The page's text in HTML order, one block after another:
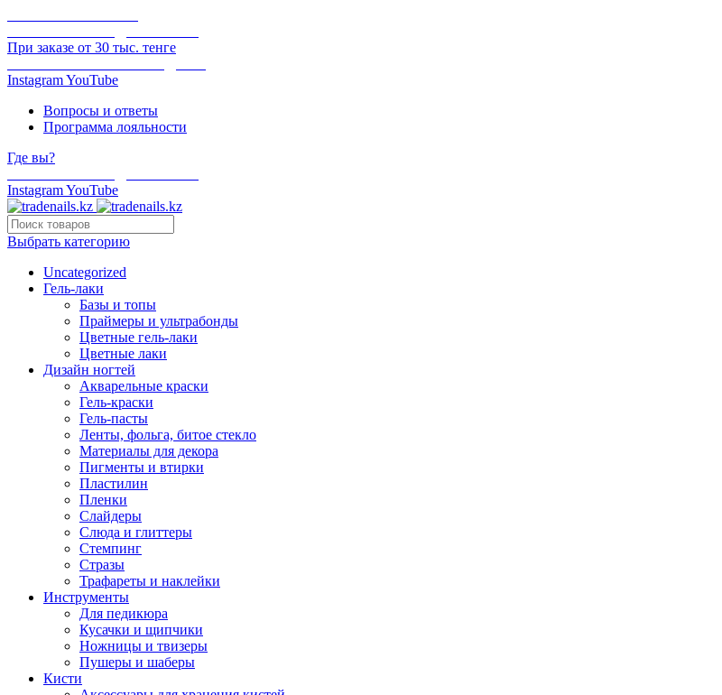
При заказе от 30 тыс. тенге
InstagramYouTube
Вопросы и ответы
Программа лояльности
Где вы?
InstagramYouTube
Выбрать категорию
Uncategorized
Гель-лаки
Базы и топы
Праймеры и ультрабонды
Цветные гель-лаки
Цветные лаки
Дизайн ногтей
Акварельные краски
Гель-краски
Гель-пасты
Ленты, фольга, битое стекло
Материалы для декора
Пигменты и втирки
Пластилин
Пленки
Слайдеры
Слюда и глиттеры
Стемпинг
Стразы
Трафареты и наклейки
Инструменты
Для педикюра
Кусачки и щипчики
Ножницы и твизеры
Пушеры и шаберы
Кисти